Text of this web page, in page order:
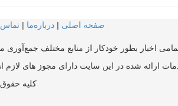
صفحه اصلی | درباره‌ما |
اخبار بطور خودکار از منابع مختلف
ارائه شده در این سایت دارای مجوز های لازم
کلیه